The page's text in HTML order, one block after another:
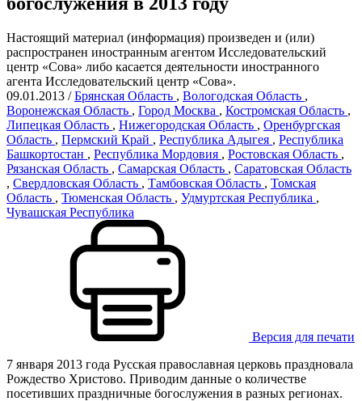
Настоящий материал (информация) произведен и (или)
распространен иностранным агентом Исследовательский
центр «Сова» либо касается деятельности иностранного
агента Исследовательский центр «Сова».
09.01.2013 /Брянская Область , Вологодская Область ,
Воронежская Область , Город Москва , Костромская Область ,
Липецкая Область , Нижегородская Область , Оренбургская
Область , Пермский Край , Республика Адыгея , Республика
Башкортостан , Республика Мордовия , Ростовская Область ,
Рязанская Область , Самарская Область , Саратовская Область
, Свердловская Область , Тамбовская Область , Томская
Область , Тюменская Область , Удмуртская Республика ,
Чувашская Республика
Версия для печати
7 января 2013 года Русская православная церковь праздновала
Рождество Христово. Приводим данные о количестве
посетивших праздничные богослужения в разных регионах.